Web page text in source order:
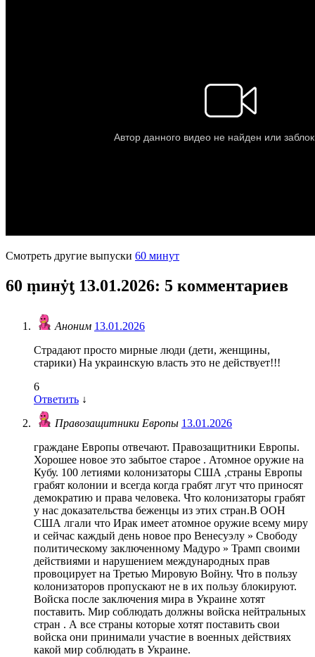
Смотреть другие выпуски 60 минут
60 ṃинẏƫ 13.01.2026: 5 комментариев
Аноним 13.01.2026
Страдают просто мирные люди (дети, женщины,
старики) На украинскую власть это не действует!!!
6
Ответить ↓
Правозащитники Европы 13.01.2026
граждане Европы отвечают. Правозащитники Европы.
Хорошее новое это забытое старое . Атомное оружие на
Кубу. 100 летиями колонизаторы США ,страны Европы
грабят колонии и всегда когда грабят лгут что приносят
демократию и права человека. Что колонизаторы грабят
у нас доказательства беженцы из этих стран.В ООН
США лгали что Ирак имеет атомное оружие всему миру
и сейчас каждый день новое про Венесуэлу » Свободу
политическому заключенному Мадуро » Трамп своими
действиями и нарушением международных прав
провоцирует на Третью Мировую Войну. Что в пользу
колонизаторов пропускают не в их пользу блокируют.
Войска после заключения мира в Украине хотят
поставить. Мир соблюдать должны войска нейтральных
стран . А все страны которые хотят поставить свои
войска они принимали участие в военных действиях
какой мир соблюдать в Украине.